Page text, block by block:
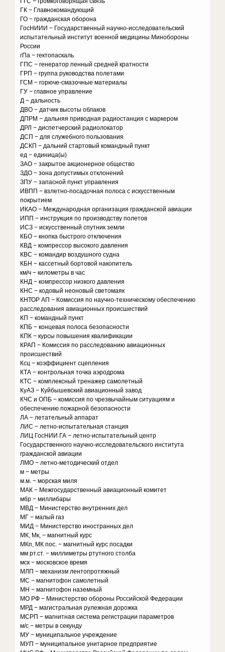
ГК − Главнокомандующий
ГО − гражданская оборона
ГосНИИИ − Государственный научно-исследовательский
испытательный институт военной медицины Минобороны
России
гПа − гектопаскаль
ГПС − генератор пенный средней кратности
ГРП − группа руководства полетами
ГСМ − горюче-смазочные материалы
ГУ − главное управление
Д − дальность
ДВО − датчик высоты облаков
ДПРМ − дальняя приводная радиостанция с маркером
ДРЛ − диспетчерский радиолокатор
ДСП − для служебного пользования
ДСКП − дальний стартовый командный пункт
ед − единица(ы)
ЗАО − закрытое акционерное общество
ЗДО − зона допустимых отклонений
ЗПУ − запасной пункт управления
ИВПП − взлетно-посадочная полоса с искусственным
покрытием
ИКАО − Международная организация гражданской авиации
ИПП − инструкция по производству полетов
ИСЗ − искусственный спутник земли
КБО − кнопка быстрого отключения
КВД − компрессор высокого давления
КВС − командир воздушного судна
КБН − кассетный бортовой накопитель
км/ч − километры в час
КНД − компрессор низкого давления
КНС − кодовый неоновый светомаяк
КНТОР АП − Комиссия по научно-техническому обеспечению
расследования авиационных происшествий
КП − командный пункт
КПБ − концевая полоса безопасности
КПК − курсы повышения квалификации
КРАП − Комиссия по расследованию авиационных
происшествий
Ксц − коэффициент сцепления
КТА − контрольная точка аэродрома
КТС − комплексный тренажер самолетный
КуАЗ − Куйбышевский авиационный завод
КЧС и ОПБ − комиссия по чрезвычайным ситуациям и
обеспечению пожарной безопасности
ЛА − летательный аппарат
ЛИС − летно-испытательная станция
ЛИЦ ГосНИИ ГА − летно-испытательный центр
Государственного научно-исследовательского института
гражданской авиации
ЛМО − летно-методический отдел
м − метры
м.м. − морская миля
МАК − Межгосударственный авиационный комитет
мбр − миллибары
МВД − Министерство внутренних дел
МГ − малый газ
МИД − Министерство иностранных дел
МК, Мк, − магнитный курс
МКп, МК пос. − магнитный курс посадки
мм рт.ст. − миллиметры ртутного столба
мск − московское время
МЛП − механизм лентопротяжный
МС − магнитофон самолетный
МН − магнитофон наземный
МО РФ − Министерство обороны Российской Федерации
МРД − магистральная рулежная дорожка
МСРП − магнитная система регистрации параметров
м/с − метры в секунду
МУ − муниципальное учреждение
МУП − муниципальное унитарное предприятие